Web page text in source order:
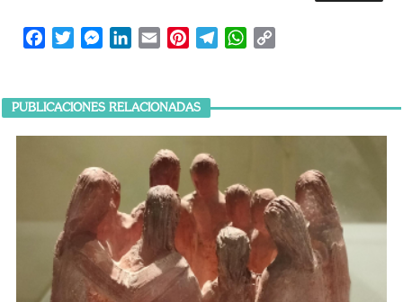
FacebookTwitterMessengerLinkedIn
Email PinterestTelegramWhatsApp
PUBLICACIONES RELACIONADAS